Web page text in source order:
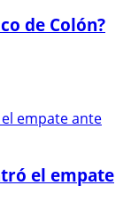
de Colón?
el empate